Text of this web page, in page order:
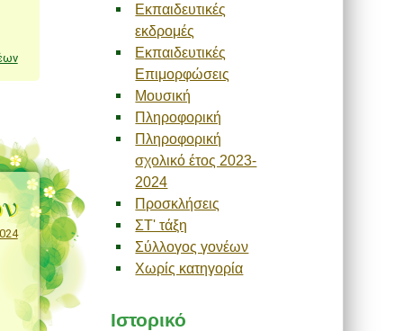
Εκπαιδευτικές
εκδρομές
Εκπαιδευτικές
Επιμορφώσεις
Μουσική
Πληροφορική
Πληροφορική
σχολικό έτος 2023-
2024
Προσκλήσεις
ΣΤ' τάξη
Σύλλογος γονέων
Χωρίς κατηγορία
Ιστορικό